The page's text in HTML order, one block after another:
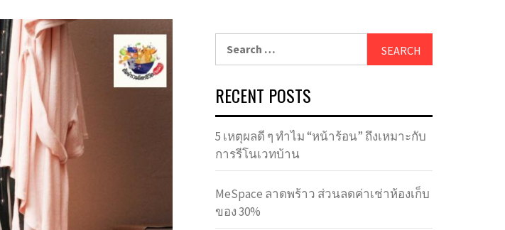
RECENT POSTS
5 เหตุผลดี ๆ ทำไม “หน้าร้อน” ถึงเหมาะกับ
การรีโนเวทบ้าน
MeSpace ลาดพร้าว ส่วนลดค่าเช่าห้องเก็บ
ของ 30%